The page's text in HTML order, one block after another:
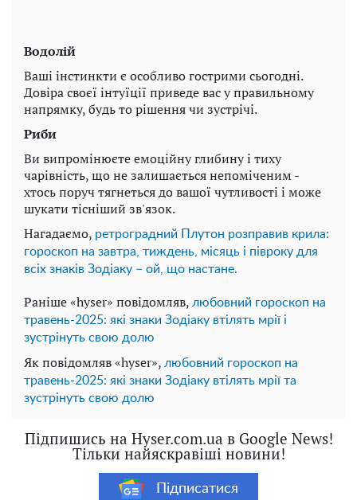
Водолій
Ваші інстинкти є особливо гострими сьогодні.
Довіра своєї інтуїції приведе вас у правильному
напрямку, будь то рішення чи зустрічі.
Риби
Ви випромінюєте емоційну глибину і тиху
чарівність, що не залишається непоміченим -
хтось поруч тягнеться до вашої чутливості і може
шукати тісніший зв'язок.
Нагадаємо, ретроградний Плутон розправив крила:
гороскоп на завтра, тиждень, місяць і півроку для
всіх знаків Зодіаку – ой, що настане.
Раніше «hyser» повідомляв, любовний гороскоп на
травень-2025: які знаки Зодіаку втілять мрії і
зустрінуть свою долю
Як повідомляв «hyser», любовний гороскоп на
травень-2025: які знаки Зодіаку втілять мрії та
зустрінуть свою долю
Підпишись на Hyser.com.ua в Google News!
Тільки найяскравіші новини!
Підписатися